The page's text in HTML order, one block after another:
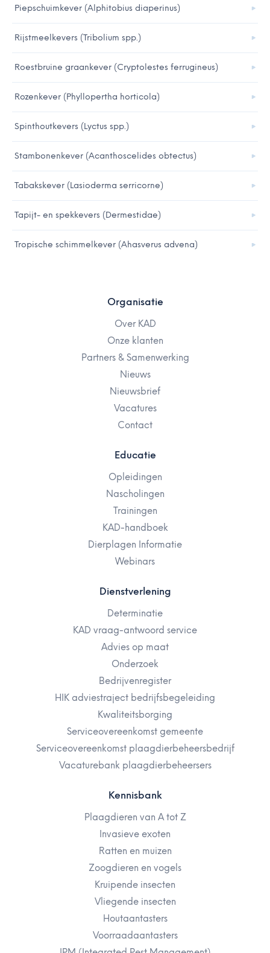
Piepschuimkever (Alphitobius diaperinus)
Rijstmeelkevers (Tribolium spp.)
Roestbruine graankever (Cryptolestes ferrugineus)
Rozenkever (Phyllopertha horticola)
Spinthoutkevers (Lyctus spp.)
Stambonenkever (Acanthoscelides obtectus)
Tabakskever (Lasioderma serricorne)
Tapijt- en spekkevers (Dermestidae)
Tropische schimmelkever (Ahasverus advena)
Organisatie
Over KAD
Onze klanten
Partners & Samenwerking
Nieuws
Nieuwsbrief
Vacatures
Contact
Educatie
Opleidingen
Nascholingen
Trainingen
KAD-handboek
Dierplagen Informatie
Webinars
Dienstverlening
Determinatie
KAD vraag-antwoord service
Advies op maat
Onderzoek
Bedrijvenregister
HIK adviestraject bedrijfsbegeleiding
Kwaliteitsborging
Serviceovereenkomst gemeente
Serviceovereenkomst plaagdierbeheersbedrijf
Vacaturebank plaagdierbeheersers
Kennisbank
Plaagdieren van A tot Z
Invasieve exoten
Ratten en muizen
Zoogdieren en vogels
Kruipende insecten
Vliegende insecten
Houtaantasters
Voorraadaantasters